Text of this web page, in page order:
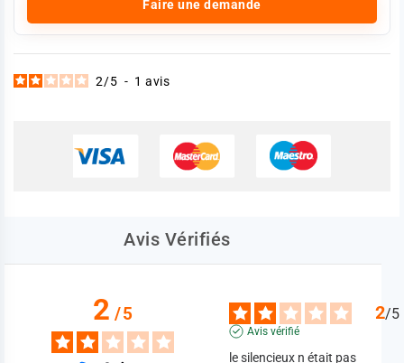
Faire une demande
2/5 - 1 avis
Avis Vérifiés
2/5 2/5
Avis vérifié
le silencieux n était pas